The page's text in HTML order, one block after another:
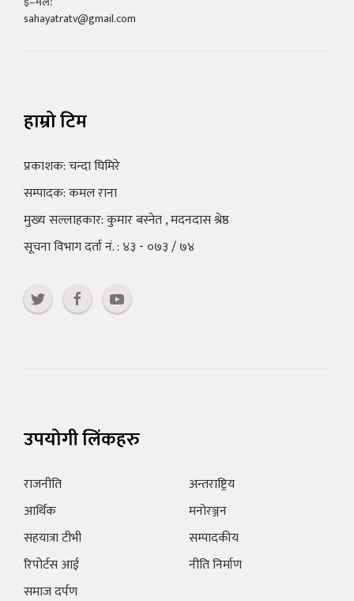
sahayatratv@gmail.com
हाम्रो टिम
प्रकाशक: चन्दा घिमिरे
सम्पादक: कमल राना
मुख्य सल्लाहकार: कुमार बस्नेत , मदनदास श्रेष्ठ
सूचना विभाग दर्ता नं. : ४३ - ०७३ / ७४
उपयोगी लिंकहरु
राजनीति
आर्थिक
सहयात्रा टीभी
रिपोर्टस आई
समाज दर्पण
अन्तराष्ट्रिय
मनोरञ्जन
सम्पादकीय
नीति निर्माण